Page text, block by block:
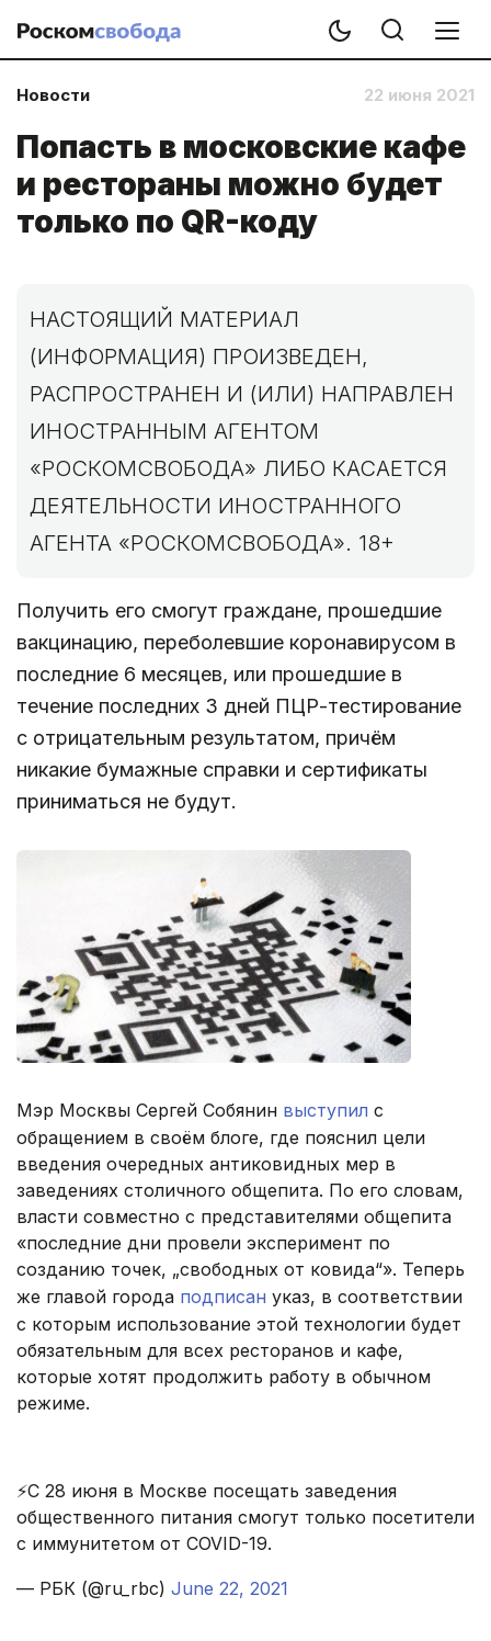
Новости 22 июня 2021
Попасть в московские кафе
и рестораны можно будет
только по QR-коду
НАСТОЯЩИЙ МАТЕРИАЛ
(ИНФОРМАЦИЯ) ПРОИЗВЕДЕН,
РАСПРОСТРАНЕН И (ИЛИ) НАПРАВЛЕН
ИНОСТРАННЫМ АГЕНТОМ
«РОСКОМСВОБОДА» ЛИБО КАСАЕТСЯ
ДЕЯТЕЛЬНОСТИ ИНОСТРАННОГО
АГЕНТА «РОСКОМСВОБОДА». 18+
Получить его смогут граждане, прошедшие
вакцинацию, переболевшие коронавирусом в
последние 6 месяцев, или прошедшие в
течение последних 3 дней ПЦР-тестирование
с отрицательным результатом, причём
никакие бумажные справки и сертификаты
приниматься не будут.
Мэр Москвы Сергей Собянин выступил с
обращением в своём блоге, где пояснил цели
введения очередных антиковидных мер в
заведениях столичного общепита. По его словам,
власти совместно с представителями общепита
«последние дни провели эксперимент по
созданию точек, „свободных от ковида“». Теперь
же главой города подписан указ, в соответствии
с которым использование этой технологии будет
обязательным для всех ресторанов и кафе,
которые хотят продолжить работу в обычном
режиме.
⚡️С 28 июня в Москве посещать заведения
общественного питания смогут только посетители
с иммунитетом от COVID-19.
— РБК (@ru_rbc) June 22, 2021